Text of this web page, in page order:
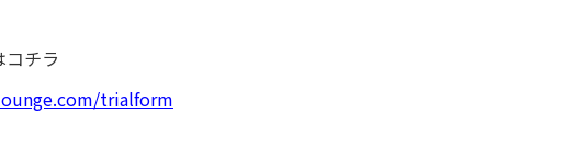
チラ
trialform